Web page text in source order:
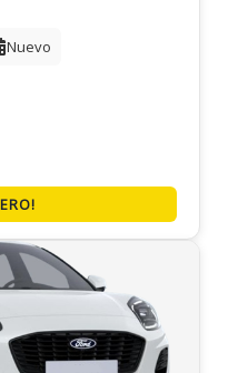
Nuevo